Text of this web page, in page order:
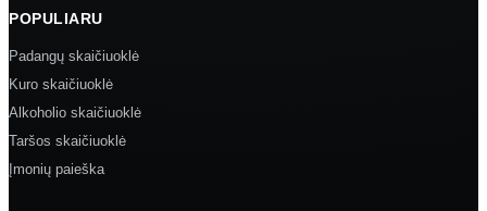
POPULIARU
Padangų skaičiuoklė
Kuro skaičiuoklė
Alkoholio skaičiuoklė
Taršos skaičiuoklė
Įmonių paieška